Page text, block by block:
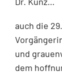
auch die
und
dem